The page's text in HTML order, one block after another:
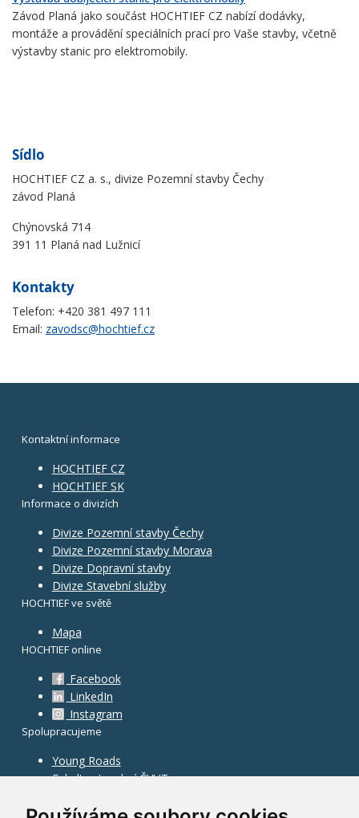
Závod Planá jako součást HOCHTIEF CZ nabízí dodávky,
montáže a provádění speciálních prací pro Vaše stavby, včetně
výstavby stanic pro elektromobily.
Sídlo
HOCHTIEF CZ a. s., divize Pozemní stavby Čechy
závod Planá
Chýnovská 714
391 11 Planá nad Lužnicí
Kontakty
Telefon: +420 381 497 111
Email: zavodsc@hochtief.cz
Kontaktní informace
HOCHTIEF CZ
HOCHTIEF SK
Informace o divizích
Divize Pozemní stavby Čechy
Divize Pozemní stavby Morava
Divize Dopravní stavby
Divize Stavební služby
HOCHTIEF ve světě
Mapa
HOCHTIEF online
Facebook
LinkedIn
Instagram
Spolupracujeme
Young Roads
Fakulta stavební ČVUT